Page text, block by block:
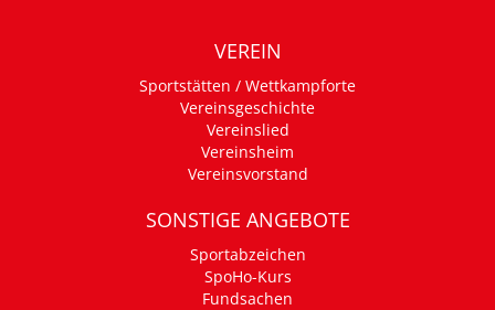
VEREIN
Sportstätten / Wettkampforte
Vereinsgeschichte
Vereinslied
Vereinsheim
Vereinsvorstand
SONSTIGE ANGEBOTE
Sportabzeichen
SpoHo-Kurs
Fundsachen